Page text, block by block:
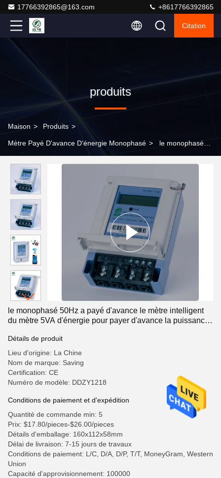
17766392865@163.com +8617766392865
Citation
produits
Maison > Produits >
Mètre Payé D'avance D'énergie Monophasé > le monophasé
pour payer d'avance la puissance 0.8kg
le monophasé 50Hz a payé d'avance le mètre intelligent
du mètre 5VA d'énergie pour payer d'avance la puissance
Détails de produit
Lieu d'origine: La Chine
Nom de marque: Saving
Certification: CE
Numéro de modèle: DDZY1218
Conditions de paiement et d'expédition
Quantité de commande min: 5
Prix: $17.80/pieces-$26.00/pieces
Détails d'emballage: 160x112x58mm
Délai de livraison: 7-15 jours de travaux
Conditions de paiement: L/C, D/A, D/P, T/T, MoneyGram, Western
Union
Capacité d'approvisionnement: 100000